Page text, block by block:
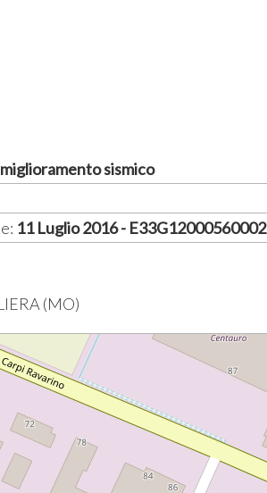
sismico
11 Luglio 2016 - E33G12000560002
(MO)